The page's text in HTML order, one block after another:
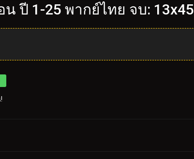
น ปี 1-25 พากย์ไทย จบ: 13x45